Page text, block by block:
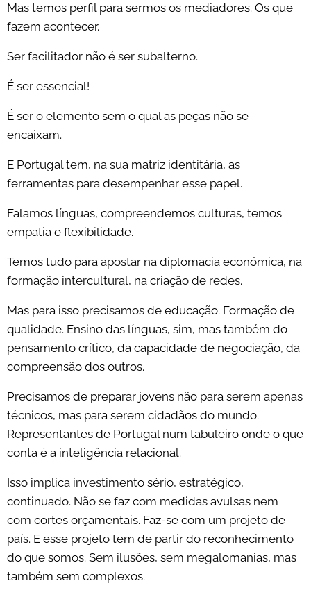
Mas temos perfil para sermos os mediadores. Os que
fazem acontecer.
Ser facilitador não é ser subalterno.
É ser essencial!
É ser o elemento sem o qual as peças não se
encaixam.
E Portugal tem, na sua matriz identitária, as
ferramentas para desempenhar esse papel.
Falamos línguas, compreendemos culturas, temos
empatia e flexibilidade.
Temos tudo para apostar na diplomacia económica, na
formação intercultural, na criação de redes.
Mas para isso precisamos de educação. Formação de
qualidade. Ensino das línguas, sim, mas também do
pensamento crítico, da capacidade de negociação, da
compreensão dos outros.
Precisamos de preparar jovens não para serem apenas
técnicos, mas para serem cidadãos do mundo.
Representantes de Portugal num tabuleiro onde o que
conta é a inteligência relacional.
Isso implica investimento sério, estratégico,
continuado. Não se faz com medidas avulsas nem
com cortes orçamentais. Faz-se com um projeto de
país. E esse projeto tem de partir do reconhecimento
do que somos. Sem ilusões, sem megalomanias, mas
também sem complexos.